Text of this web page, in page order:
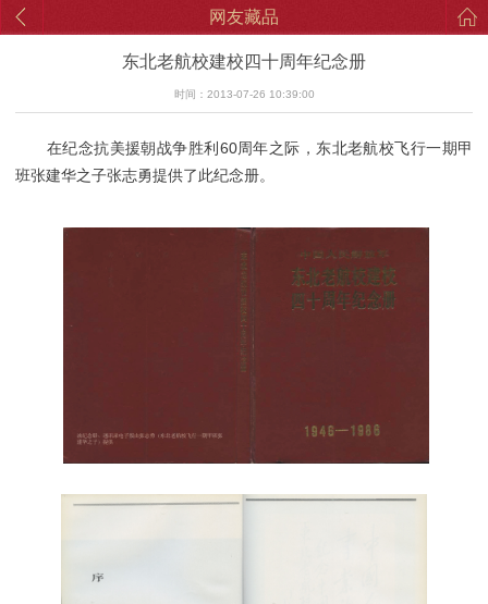
网友藏品
东北老航校建校四十周年纪念册
时间：2013-07-26 10:39:00
在纪念抗美援朝战争胜利60周年之际，东北老航校飞行一期甲
班张建华之子张志勇提供了此纪念册。